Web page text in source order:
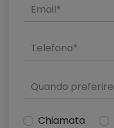
Chiamata